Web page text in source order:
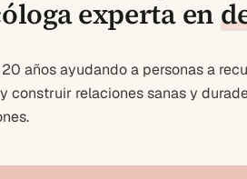
experta en
años ayudando a personas a
construir relaciones sanas y